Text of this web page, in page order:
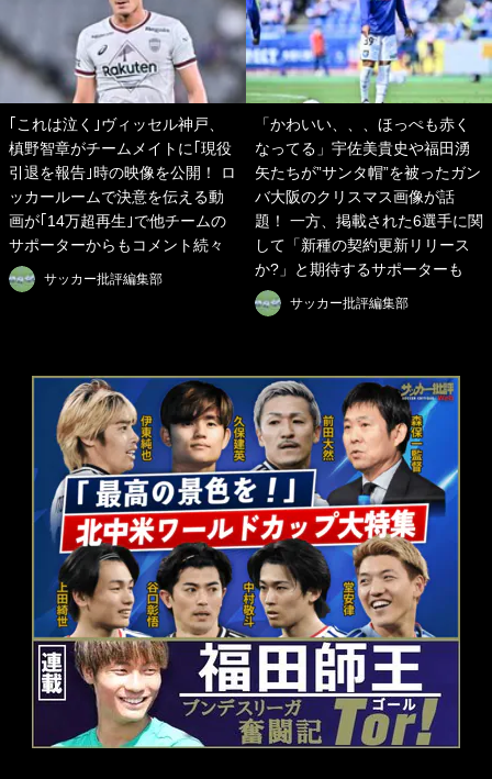
｢これは泣く｣ヴィッセル神戸、
槙野智章がチームメイトに｢現役
引退を報告｣時の映像を公開！ ロ
ッカールームで決意を伝える動
画が｢14万超再生｣で他チームの
サポーターからもコメント続々
サッカー批評編集部
「かわいい、、、ほっぺも赤く
なってる」宇佐美貴史や福田湧
矢たちが”サンタ帽”を被ったガン
バ大阪のクリスマス画像が話
題！ 一方、掲載された6選手に関
して「新種の契約更新リリース
か?」と期待するサポーターも
サッカー批評編集部